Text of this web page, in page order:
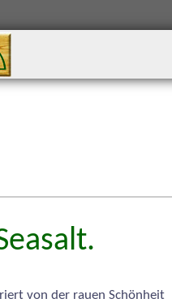
von der rauen Schönheit